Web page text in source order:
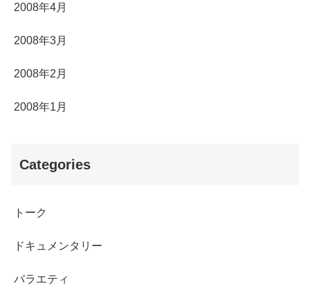
2008年4月
2008年3月
2008年2月
2008年1月
Categories
トーク
ドキュメンタリー
バラエティ